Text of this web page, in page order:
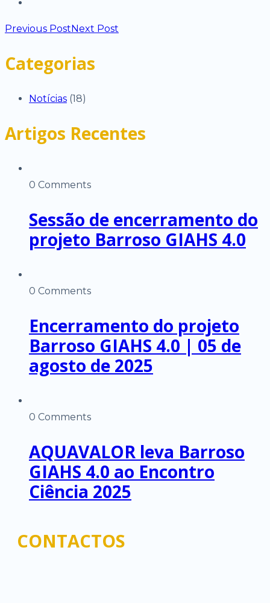
Previous Post Next Post
Categorias
Notícias (18)
Artigos Recentes
0 Comments
Sessão de encerramento do
projeto Barroso GIAHS 4.0
0 Comments
Encerramento do projeto
Barroso GIAHS 4.0 | 05 de
agosto de 2025
0 Comments
AQUAVALOR leva Barroso
GIAHS 4.0 ao Encontro
Ciência 2025
CONTACTOS